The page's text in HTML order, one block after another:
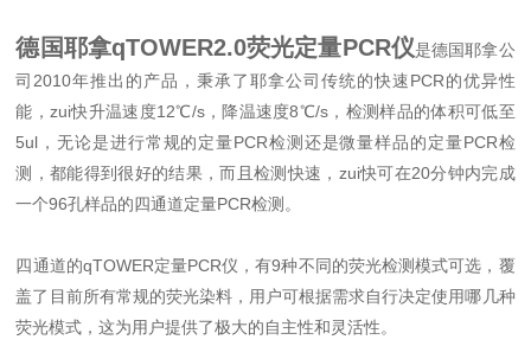
德国耶拿qTOWER2.0荧光定量PCR仪是德国耶拿公
司2010年推出的产品，秉承了耶拿公司传统的快速PCR的优异性
能，zui快升温速度12℃/s，降温速度8℃/s，检测样品的体积可低至
5ul，无论是进行常规的定量PCR检测还是微量样品的定量PCR检
测，都能得到很好的结果，而且检测快速，zui快可在20分钟内完成
一个96孔样品的四通道定量PCR检测。
四通道的qTOWER定量PCR仪，有9种不同的荧光检测模式可选，覆
盖了目前所有常规的荧光染料，用户可根据需求自行决定使用哪几种
荧光模式，这为用户提供了极大的自主性和灵活性。